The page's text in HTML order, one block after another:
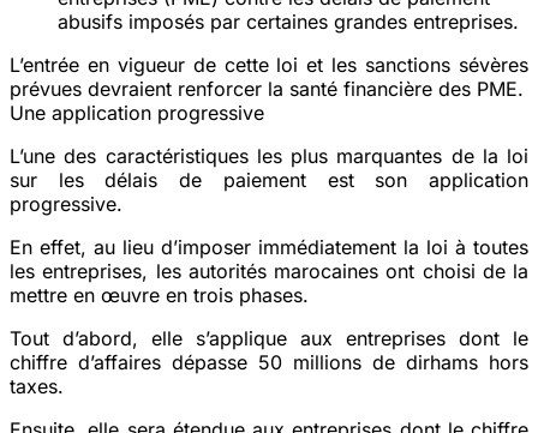
abusifs imposés par certaines grandes entreprises.
L’entrée en vigueur de cette loi et les sanctions sévères
prévues devraient renforcer la santé financière des PME.
Une application progressive
L’une des caractéristiques les plus marquantes de la loi
sur les délais de paiement est son application
progressive.
En effet, au lieu d’imposer immédiatement la loi à toutes
les entreprises, les autorités marocaines ont choisi de la
mettre en œuvre en trois phases.
Tout d’abord, elle s’applique aux entreprises dont le
chiffre d’affaires dépasse 50 millions de dirhams hors
taxes.